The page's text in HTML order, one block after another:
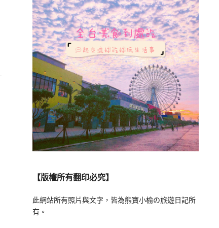
【版權所有翻印必究】
此網站所有照片與文字，皆為熊寶小榆の旅遊日記所
有。